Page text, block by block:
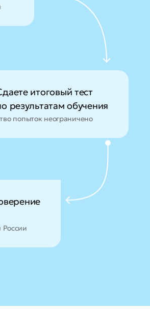
итоговый тест
результатам обучения
попыток неограничено
России